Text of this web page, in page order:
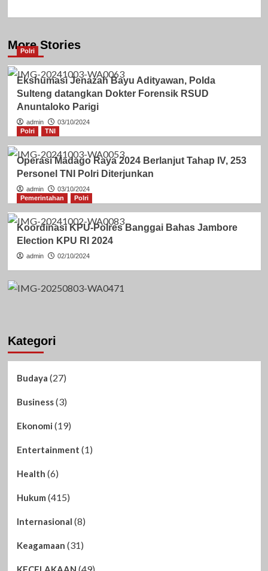
More Stories
Polri
Ekshumasi Jenazah Bayu Adityawan, Polda
Sulteng datangkan Dokter Forensik RSUD
Anuntaloko Parigi
admin
03/10/2024
Polri
TNI
Operasi Madago Raya 2024 Berlanjut Tahap IV, 253
Personel TNI Polri Diterjunkan
admin
03/10/2024
Pemerintahan
Polri
Koordinasi KPU-Polres Banggai Bahas Jambore
Election KPU RI 2024
admin 02/10/2024
Kategori
Budaya (27)
Business(3)
Ekonomi (19)
Entertainment (1)
Health (6)
Hukum (415)
Internasional (8)
Keagamaan (31)